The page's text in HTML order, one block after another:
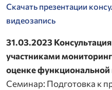
Скачать презентации
видеозапись
31.03.2023
участниками
оценке функциональной
Семинар: Подготовка к